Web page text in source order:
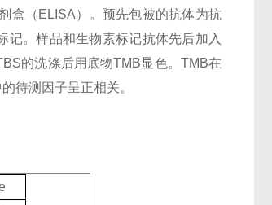
盒（ELISA）。预先包被的抗体为抗
记。样品和生物素标记抗体先后加入
的洗涤后用底物TMB显色。TMB在
待测因子呈正相关。